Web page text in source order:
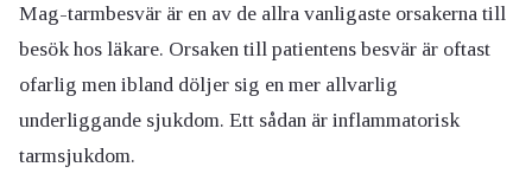
Mag-tarmbesvär är en av de allra vanligaste orsakerna till
besök hos läkare. Orsaken till patientens besvär är oftast
ofarlig men ibland döljer sig en mer allvarlig
underliggande sjukdom. Ett sådan är inflammatorisk
tarmsjukdom.